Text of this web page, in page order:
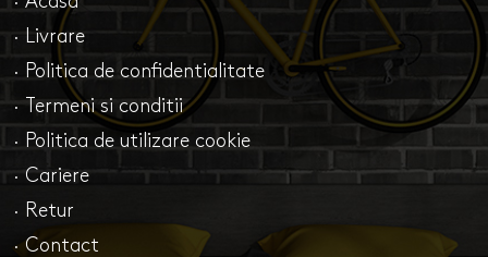
· Livrare
· Politica de confidentialitate
· Termeni si conditii
· Politica de utilizare cookie
· Cariere
· Retur
· Contact